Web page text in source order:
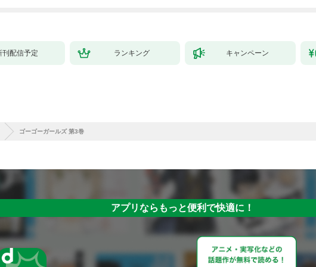
刊配信予定 ランキング キャンペーン
ゴーゴーガールズ 第3巻
アプリならもっと便利で快適に！